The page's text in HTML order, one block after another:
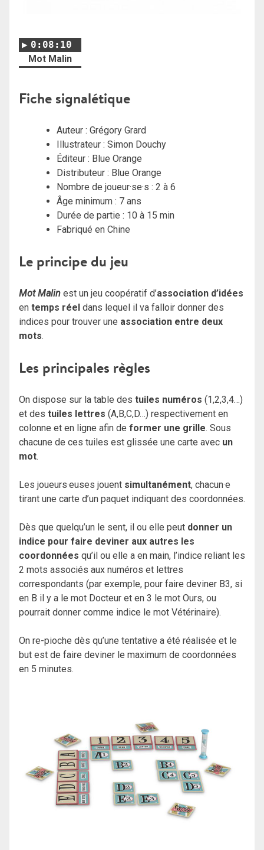
0:08:10
Mot Malin
Fiche signalétique
Auteur : Grégory Grard
Illustrateur : Simon Douchy
Éditeur : Blue Orange
Distributeur : Blue Orange
Nombre de joueur·se·s : 2 à 6
Âge minimum : 7 ans
Durée de partie : 10 à 15 min
Fabriqué en Chine
Le principe du jeu
Mot Malin est un jeu coopératif d’association d’idées
en temps réel dans lequel il va falloir donner des
indices pour trouver une association entre deux
mots.
Les principales règles
On dispose sur la table des tuiles numéros (1,2,3,4…)
et des tuiles lettres (A,B,C,D…) respectivement en
colonne et en ligne afin de former une grille. Sous
chacune de ces tuiles est glissée une carte avec un
mot.
Les joueurs·euses jouent simultanément, chacun·e
tirant une carte d’un paquet indiquant des coordonnées.
Dès que quelqu’un le sent, il ou elle peut donner un
indice pour faire deviner aux autres les
coordonnées qu’il ou elle a en main, l’indice reliant les
2 mots associés aux numéros et lettres
correspondants (par exemple, pour faire deviner B3, si
en B il y a le mot Docteur et en 3 le mot Ours, ou
pourrait donner comme indice le mot Vétérinaire).
On re-pioche dès qu’une tentative a été réalisée et le
but est de faire deviner le maximum de coordonnées
en 5 minutes.